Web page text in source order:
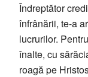
Îndreptător
înfrânării, te-a
lucrurilor.
înalte, cu
roagă pe